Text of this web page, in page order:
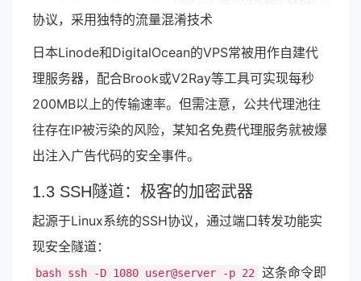
协议，采用独特的流量混淆技术
日本Linode和DigitalOcean的VPS常被用作自建代
理服务器，配合Brook或V2Ray等工具可实现每秒
200MB以上的传输速率。但需注意，公共代理池往
往存在IP被污染的风险，某知名免费代理服务就被爆
出注入广告代码的安全事件。
1.3 SSH隧道：极客的加密武器
起源于Linux系统的SSH协议，通过端口转发功能实
现安全隧道：
bash ssh -D 1080 user@server -p 22
这条命令即